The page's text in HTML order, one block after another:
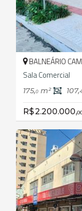
BALNEÁRIO
Sala Comercial
175,0 m² 107,
R$ 2.200.000,